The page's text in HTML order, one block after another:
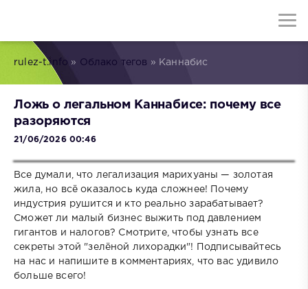
rulez-t.info » Облако тегов » Каннабис
Ложь о легальном Каннабисе: почему все
разоряются
21/06/2026 00:46
Все думали, что легализация марихуаны — золотая
жила, но всё оказалось куда сложнее! Почему
индустрия рушится и кто реально зарабатывает?
Сможет ли малый бизнес выжить под давлением
гигантов и налогов? Смотрите, чтобы узнать все
секреты этой "зелёной лихорадки"! Подписывайтесь
на нас и напишите в комментариях, что вас удивило
больше всего!